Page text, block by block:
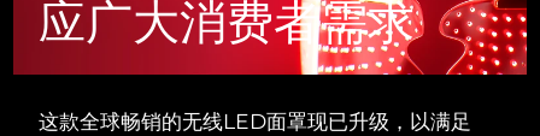
应广大消费者需求
这款全球畅销的无线LED面罩现已升级，以满足
瑞典 预计送达日期9/8/26